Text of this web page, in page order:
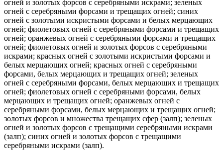
огней и золотых форсов с серебряными искрами; зеленых
огней с серебряными форсами и трещащих огней; синих
огней с золотыми искристыми форсами и белых мерцающих
огней; фиолетовых огней с серебряными форсами и трещащих
огней; оранжевых огней с серебряными форсами и трещащих
огней; фиолетовых огней и золотых форсов с серебряными
искрами; красных огней с золотыми искристыми форсами и
белых мерцающих огней; красных огней с серебряными
форсами, белых мерцающих и трещащих огней; зеленых
огней с серебряными форсами, белых мерцающих и трещащих
огней; фиолетовых огней с серебряными форсами, белых
мерцающих и трещащих огней; оранжевых огней с
серебряными форсами, белых мерцающих и трещащих огней;
золотых форсов и множества трещащих сфер (залп); зеленых
огней и золотых форсов с трещащими серебряными искрами
(залп); синих огней и золотых форсов с трещащими
серебряными искрами (залп).